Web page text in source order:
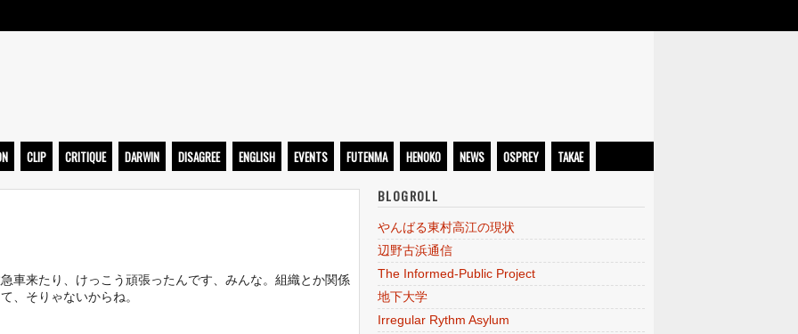
CLIP CRITIQUE DARWIN DISAGREE ENGLISH EVENTS FUTENMA HENOKO NEWS OSPREY TAKAE
車来たり、けっこう頑張ったんです、みんな。組織とか関係
、そりゃないからね。
BLOGROLL
やんばる東村高江の現状
辺野古浜通信
The Informed-Public Project
地下大学
Irregular Rythm Asylum